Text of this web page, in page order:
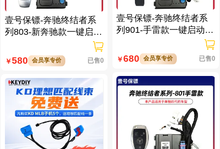
壹号保镖-奔驰终结者系
列803-新奔驰款一键启动
￥580 会员享专价 已售0
壹号保镖-奔驰终结者系
列901-手雷款一键启动带
￥680 会员享专价 已售0